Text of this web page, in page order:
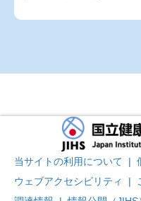
当サイトの利用について |
ウェブアクセシビリティ
|